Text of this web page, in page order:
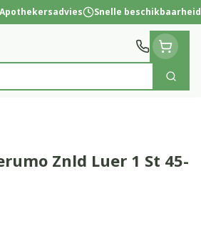
Apothekersadvies Snelle beschikbaarheid
Zoek
Znld Luer 1 St 45-